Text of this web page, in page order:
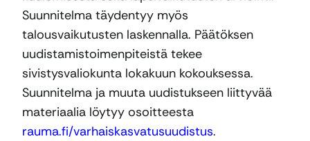
Suunnitelma täydentyy myös
talousvaikutusten laskennalla. Päätöksen
uudistamistoimenpiteistä tekee
sivistysvaliokunta lokakuun kokouksessa.
Suunnitelma ja muuta uudistukseen liittyvää
materiaalia löytyy osoitteesta
rauma.fi/varhaiskasvatusuudistus.